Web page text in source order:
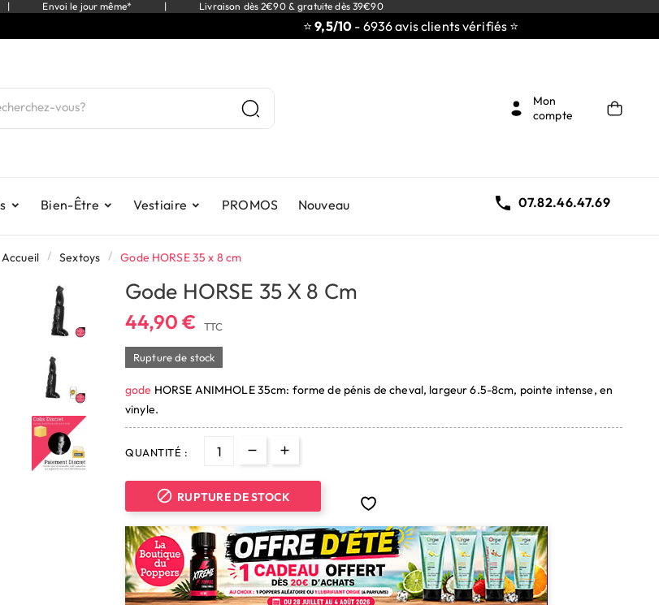
| Envoi le jour même* | Livraison dès 2€90 & gratuite dès 39€90
9,5/10- 6936 avis clients vérifiés ⭐
Mon
compte
Bien-Être Vestiaire PROMOS Nouveau  07.82.46.47.69
Accueil Sextoys Gode HORSE 35 x 8 cm
Gode HORSE 35 X 8 Cm
44,90 € TTC
Rupture de stock
gode HORSE ANIMHOLE 35cm: forme de pénis de cheval, largeur 6.5-8cm, pointe intense, en
vinyle.
QUANTITÉ :
 RUPTURE DE STOCK